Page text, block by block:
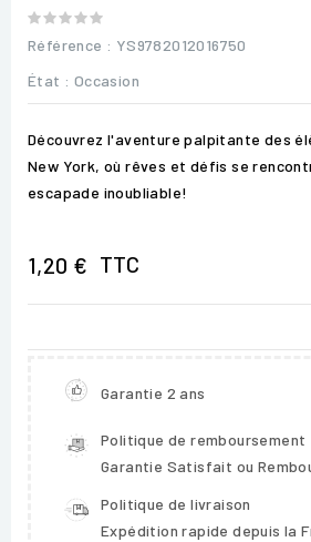
Référence : YS9782012016750
État : Occasion
Découvrez l'aventure palpitante des
New York, où rêves et défis se
escapade inoubliable!
1,20 € TTC
Garantie 2 ans
Politique de remboursement
Garantie Satisfait ou
Politique de livraison
Expédition rapide depuis la